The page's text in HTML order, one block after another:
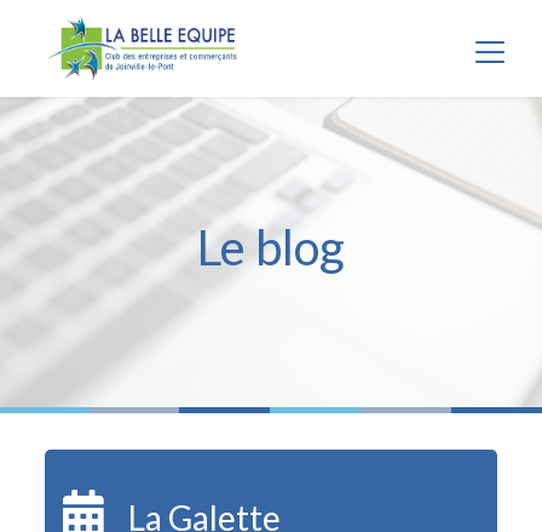
Le blog
La Galette
Panneau de gestion des cookies